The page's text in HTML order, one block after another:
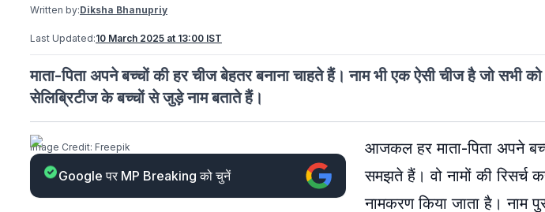
Written by:Diksha Bhanupriy
Last Updated:10 March 2025 at 13:00 IST
माता-पिता अपने बच्चों की हर चीज बेहतर बनाना चाहते हैं। नाम भी एक ऐसी चीज है जो सभी
सेलिब्रिटीज के बच्चों से जुड़े नाम बताते हैं।
Image Credit: Freepik
Google पर MP Breaking को चुनें
आजकल हर माता-पिता अपने
समझते हैं। वो नामों की
नामकरण किया जाता है। नाम